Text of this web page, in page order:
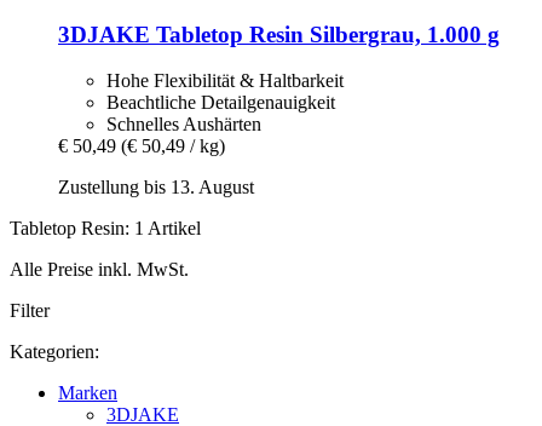
3DJAKE Tabletop Resin Silbergrau, 1.000 g
Hohe Flexibilität & Haltbarkeit
Beachtliche Detailgenauigkeit
Schnelles Aushärten
€ 50,49 (€ 50,49 / kg)
Zustellung bis 13. August
Tabletop Resin: 1 Artikel
Alle Preise inkl. MwSt.
Filter
Kategorien:
Marken
3DJAKE